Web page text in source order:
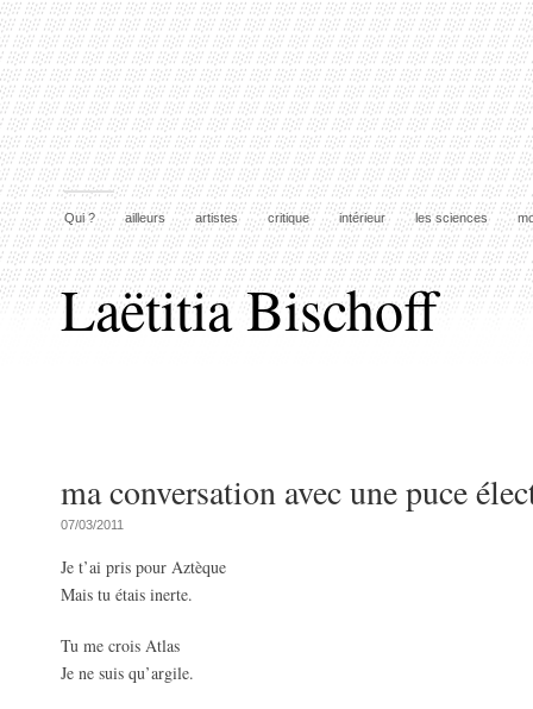
Qui ? ailleurs artistes critique intérieur les sciences
Laëtitia Bischoff
ma conversation avec une puce
07/03/2011
Je t’ai pris pour Aztèque
Mais tu étais inerte.
Tu me crois Atlas
Je ne suis qu’argile.